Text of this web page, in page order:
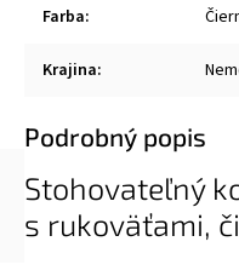
Farba:
Krajina:
Podrobný popis
Stohovateľný
s rukoväťami,